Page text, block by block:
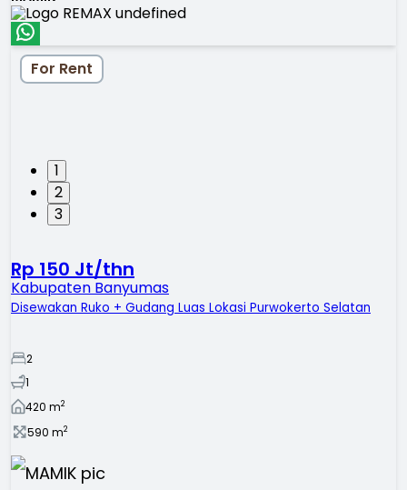
1
2
3
For Rent
Rp 150 Jt/thn
Kabupaten Banyumas
Disewakan Ruko + Gudang Luas Lokasi Purwokerto Selatan
2
1
420 m2
590 m2